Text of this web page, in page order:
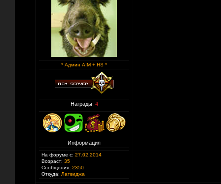
* Админ AIM + HS *
Награды: 4
Информация
На форуме с: 27.02.2014
Возраст: 35
Сообщения: 2350
Откуда: Латвиджа